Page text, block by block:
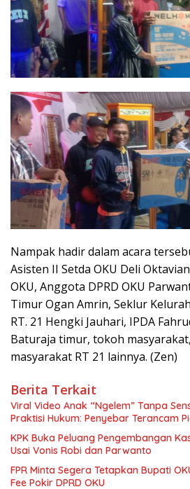
Nampak hadir dalam acara
Asisten II Setda OKU Deli
OKU, Anggota DPRD OKU
Timur Ogan Amrin, Seklur
RT. 21 Hengki Jauhari, IPDA
Baturaja timur, tokoh
masyarakat RT 21 lainnya. (Zen)
Berita Terkait
Viral Video Anak “Ngelem” Tanpa
Praktisi Hukum: Penyebar Terancam
KPK Buka Peluang Pengembangan
Usai Vonis Robi dan Parwanto
FPR Minta Segera Tetapkan Bupati
Fee Pokir DPRD OKU